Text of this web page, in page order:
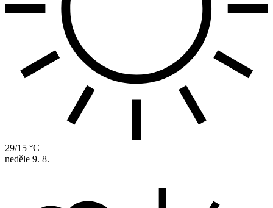
29/15 °C
neděle 9. 8.